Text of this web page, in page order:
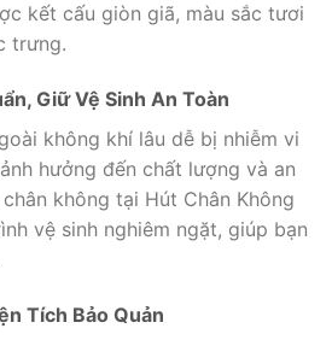
kết cấu giòn giã, màu sắc tươi
trưng.
Giữ Vệ Sinh An Toàn
không khí lâu dễ bị nhiễm vi
hưởng đến chất lượng và an
không tại Hút Chân Không
vệ sinh nghiêm ngặt, giúp bạn
Tích Bảo Quản